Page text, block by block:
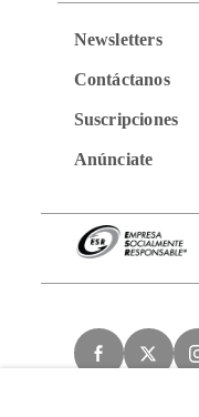
Newsletters
Contáctanos
Suscripciones
Anúnciate